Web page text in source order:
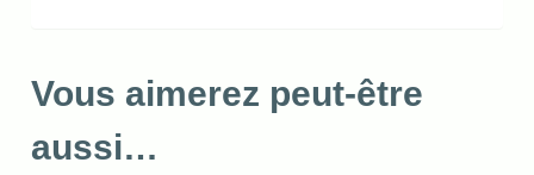
Vous aimerez peut-être
aussi…